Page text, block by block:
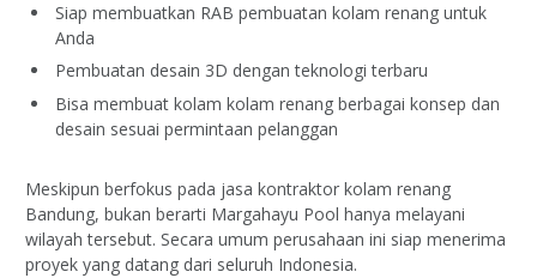
Siap membuatkan RAB pembuatan kolam renang untuk
Anda
Pembuatan desain 3D dengan teknologi terbaru
Bisa membuat kolam kolam renang berbagai konsep dan
desain sesuai permintaan pelanggan
Meskipun berfokus pada jasa kontraktor kolam renang
Bandung, bukan berarti Margahayu Pool hanya melayani
wilayah tersebut. Secara umum perusahaan ini siap menerima
proyek yang datang dari seluruh Indonesia.